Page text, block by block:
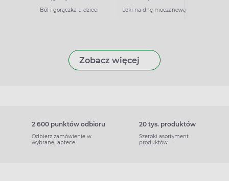
Ból i gorączka u dzieci
Leki na dnę moczanową
Zobacz więcej
2 600 punktów odbioru
Odbierz zamówienie w
wybranej aptece
20 tys. produktów
Szeroki asortyment
produktów